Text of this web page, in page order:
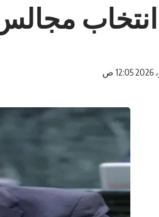
انتخاب